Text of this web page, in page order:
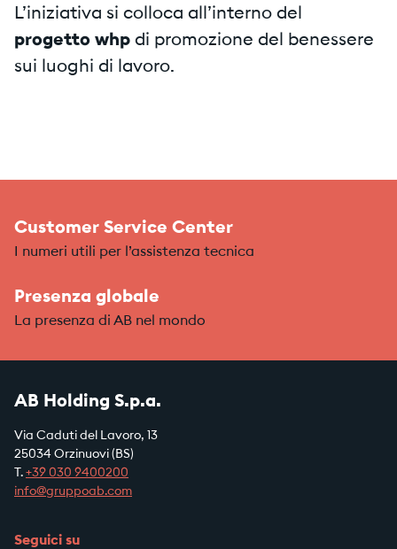
L’iniziativa si colloca all’interno del
progetto whp di promozione del benessere
sui luoghi di lavoro.
Customer Service Center
I numeri utili per l’assistenza tecnica
Presenza globale
La presenza di AB nel mondo
AB Holding S.p.a.
Via Caduti del Lavoro, 13
25034 Orzinuovi (BS)
T. +39 030 9400200
info@gruppoab.com
Seguici su